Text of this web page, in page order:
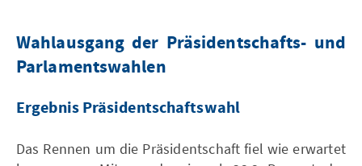
Wahlausgang der Präsidentschafts- und
Parlamentswahlen
Ergebnis Präsidentschaftswahl
Das Rennen um die Präsidentschaft fiel wie erwartet